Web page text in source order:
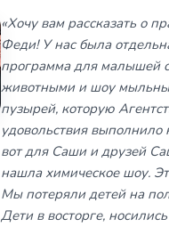
«Хочу вам рассказать о
Феди! У нас была
программа для малышей с
животными и шоу
пузырей, которую
удовольствия выполнило
вот для Саши и друзей
нашла химическое шоу.
Мы потеряли детей на
Дети в восторге,